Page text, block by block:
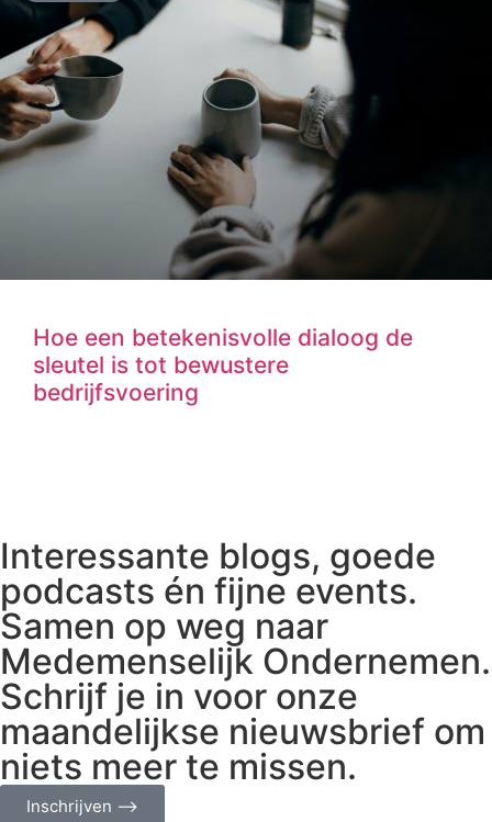
Hoe een betekenisvolle dialoog de
sleutel is tot bewustere
bedrijfsvoering
Interessante blogs, goede
podcasts én fijne events.
Samen op weg naar
Medemenselijk Ondernemen.
Schrijf je in voor onze
maandelijkse nieuwsbrief om
niets meer te missen.
Inschrijven ⟶